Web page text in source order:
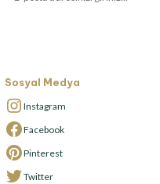
Sosyal Medya
Instagram
Facebook
Pinterest
Twitter